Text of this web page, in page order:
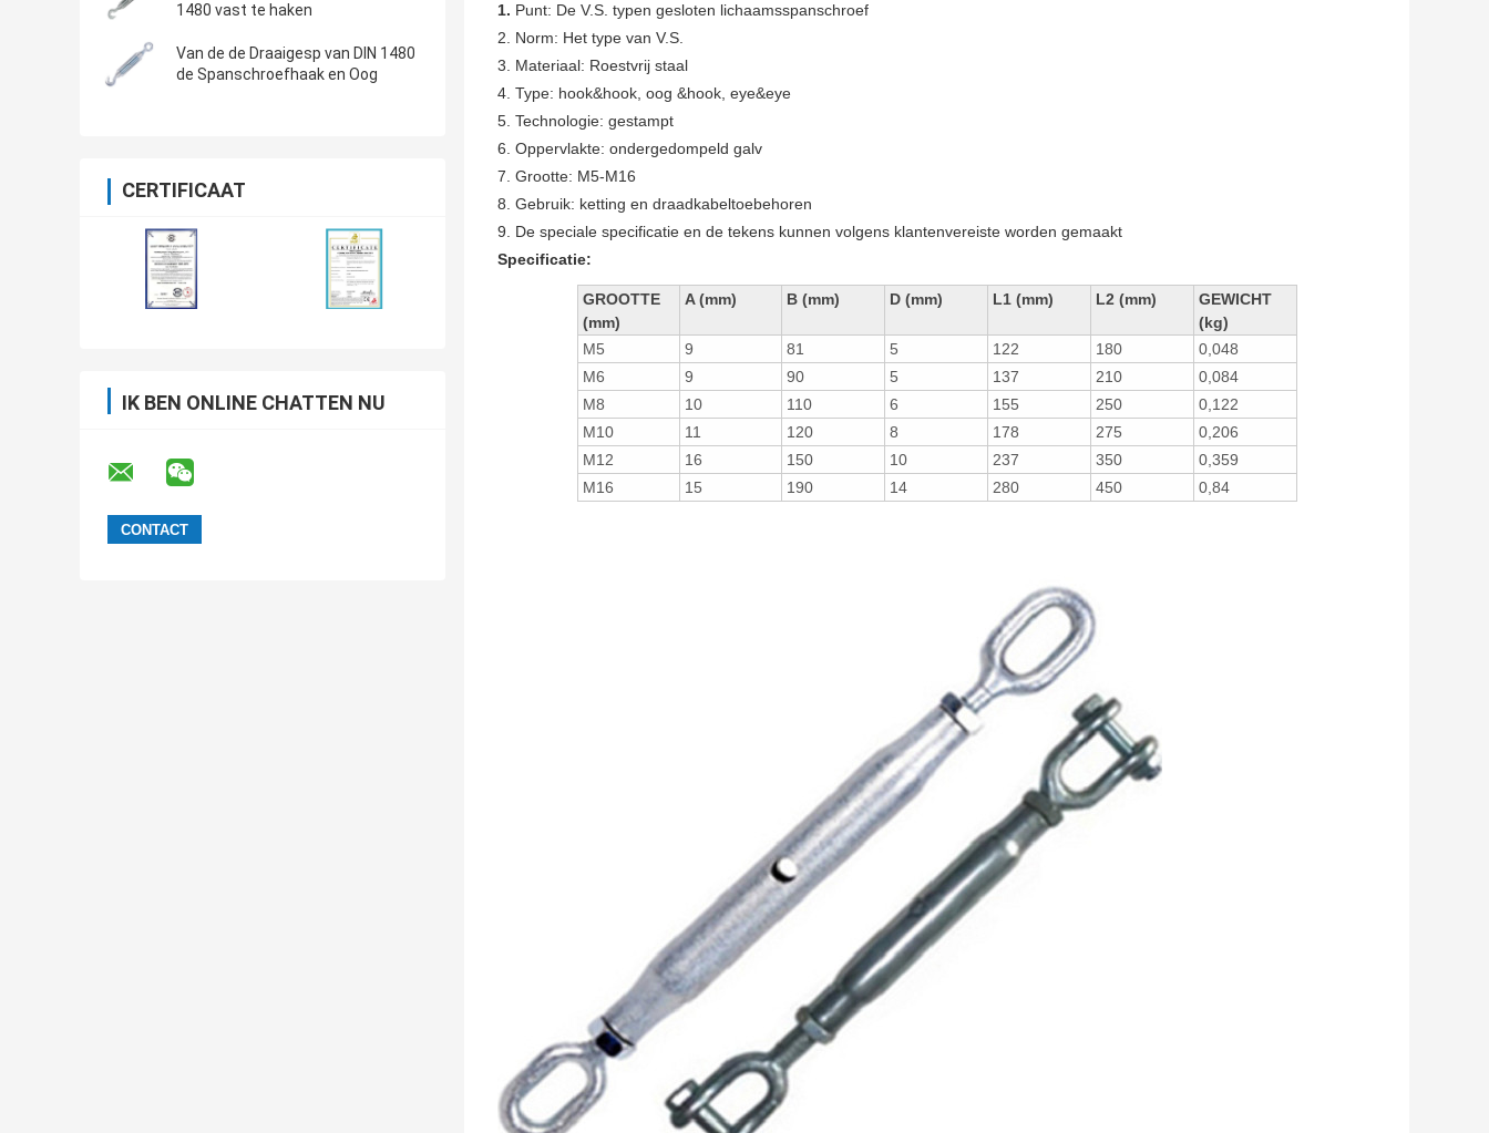
1480 vast te haken
Van de de Draaigesp van DIN 1480
de Spanschroefhaak en Oog
CERTIFICAAT
IK BEN ONLINE CHATTEN NU
1. Punt: De V.S. typen gesloten lichaamsspanschroef
2. Norm: Het type van V.S.
3. Materiaal: Roestvrij staal
4. Type: hook&hook, oog &hook, eye&eye
5. Technologie: gestampt
6. Oppervlakte: ondergedompeld galv
7. Grootte: M5-M16
8. Gebruik: ketting en draadkabeltoebehoren
9. De speciale specificatie en de tekens kunnen volgens klantenvereiste worden gemaakt
Specificatie:
GROOTTE
(mm)
A (mm) B (mm) D (mm) L1 (mm) L2 (mm)
GEWICHT
(kg)
M5
9 81 5 122 180
0,048
M6
9 90 5 137 210
0,084
M8
10 110 6 155 250
0,122
M10
11 120 8 178 275
0,206
M12
16 150 10 237 350
0,359
M16
15 190 14 280 450 0,84